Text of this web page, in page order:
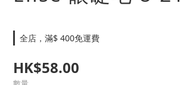
全店，滿$ 400免運費
HK$58.00